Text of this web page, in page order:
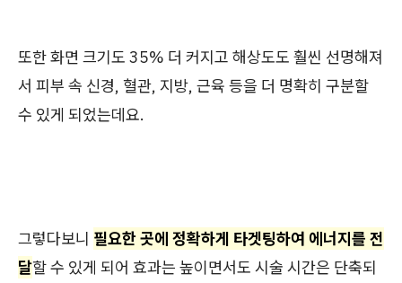
또한 화면 크기도 35% 더 커지고 해상도도 훨씬 선명해져
서 피부 속 신경, 혈관, 지방, 근육 등을 더 명확히 구분할
수 있게 되었는데요.
그렇다보니 필요한 곳에 정확하게 타겟팅하여 에너지를 전
달할 수 있게 되어 효과는 높이면서도 시술 시간은 단축되